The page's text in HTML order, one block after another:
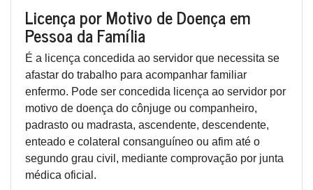
Licença por Motivo de Doença em
Pessoa da Família
É a licença concedida ao servidor que necessita se
afastar do trabalho para acompanhar familiar
enfermo. Pode ser concedida licença ao servidor por
motivo de doença do cônjuge ou companheiro,
padrasto ou madrasta, ascendente, descendente,
enteado e colateral consanguíneo ou afim até o
segundo grau civil, mediante comprovação por junta
médica oficial.